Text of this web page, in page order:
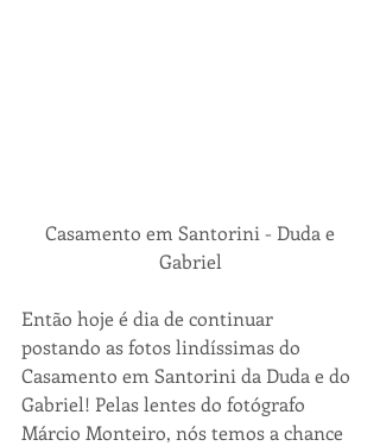
Gabriel
Então hoje é dia de continuar
postando as fotos lindíssimas do
Casamento em Santorini da Duda e do
Gabriel! Pelas lentes do fotógrafo
Márcio Monteiro, nós temos a chance